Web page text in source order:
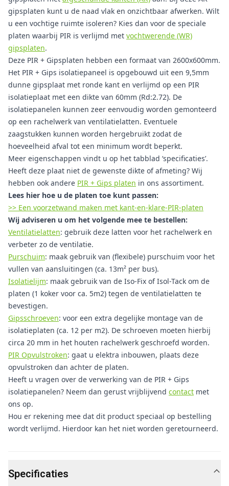
gipsplaten kunt u de naad vlak en onzichtbaar afwerken. Wilt
u een vochtige ruimte isoleren? Kies dan voor de speciale
platen waarbij PIR is verlijmd met vochtwerende (WR)
gipsplaten.
Deze PIR + Gipsplaten hebben een formaat van 2600x600mm.
Het PIR + Gips isolatiepaneel is opgebouwd uit een 9,5mm
dunne gipsplaat met ronde kant en verlijmd op een PIR
isolatieplaat met een dikte van 60mm (Rd:2.72). De
isolatiepanelen kunnen zeer eenvoudig worden gemonteerd
op een rachelwerk van ventilatielatten. Eventuele
zaagstukken kunnen worden hergebruikt zodat de
hoeveelheid afval tot een minimum wordt beperkt.
Meer eigenschappen vindt u op het tabblad ‘specificaties’.
Heeft deze plaat niet de gewenste dikte of afmeting? Wij
hebben ook andere PIR + Gips platen in ons assortiment.
Lees hier hoe u de platen toe kunt passen:
>> Een voorzetwand maken met kant-en-klare-PIR-platen
Wij adviseren u om het volgende mee te bestellen:
Ventilatielatten: gebruik deze latten voor het rachelwerk en
verbeter zo de ventilatie.
Purschuim: maak gebruik van (flexibele) purschuim voor het
vullen van aansluitingen (ca. 13m² per bus).
Isolatielijm: maak gebruik van de Iso-Fix of Isol-Tack om de
platen (1 koker voor ca. 5m2) tegen de ventilatielatten te
bevestigen.
Gipsschroeven: voor een extra degelijke montage van de
isolatieplaten (ca. 12 per m2). De schroeven moeten hierbij
circa 20 mm in het houten rachelwerk geschroefd worden.
PIR Opvulstroken: gaat u elektra inbouwen, plaats deze
opvulstroken dan achter de platen.
Heeft u vragen over de verwerking van de PIR + Gips
isolatiepanelen? Neem dan gerust vrijblijvend contact met
ons op.
Hou er rekening mee dat dit product speciaal op bestelling
wordt verlijmd. Hierdoor kan het niet worden geretourneerd.
Specificaties